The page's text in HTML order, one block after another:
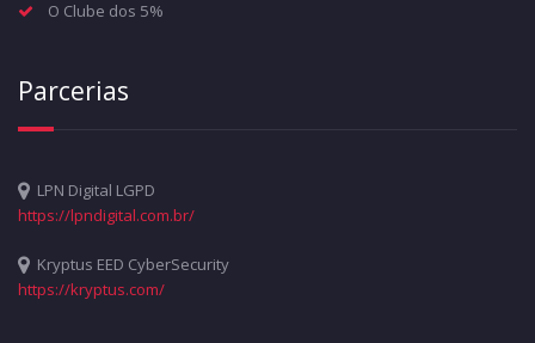
O Clube dos 5%
Parcerias
LPN Digital LGPD
https://lpndigital.com.br/
Kryptus EED CyberSecurity
https://kryptus.com/